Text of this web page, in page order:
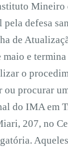
pela defesa
de
maio e
o
ou procurar
do IMA em
207, no